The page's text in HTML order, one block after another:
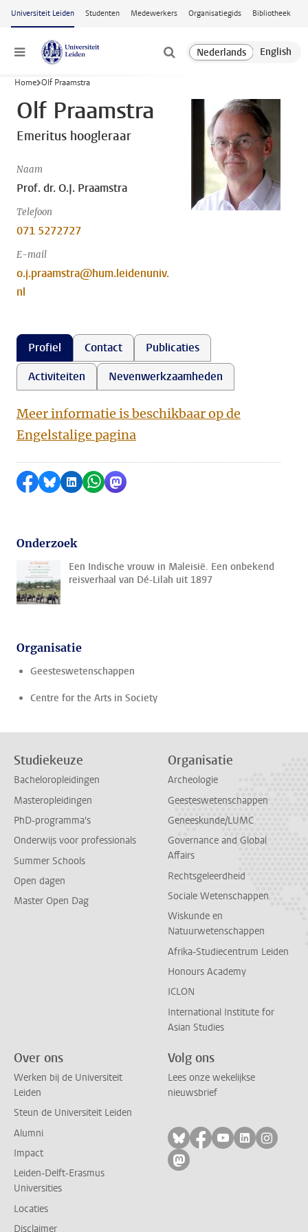
Ga naar hoofdinhoud
Universiteit Leiden Studenten Medewerkers Organisatiegids Bibliotheek
Menu
Home Olf Praamstra
Olf Praamstra
Emeritus hoogleraar
Naam
Prof. dr. O.J. Praamstra
Telefoon
071 5272727
E-mail
o.j.praamstra@hum.leidenuniv.
nl
Profiel Contact
Publicaties
Activiteiten
Nevenwerkzaamheden
Meer informatie is beschikbaar op de
Engelstalige pagina
Delen op Facebook
Delen via Bluesky
Delen op LinkedIn
Delen via WhatsApp
Delen via Mastodon
Onderzoek
Een Indische vrouw in Maleisië. Een onbekend
reisverhaal van Dé-Lilah uit 1897
Organisatie
Geesteswetenschappen
Centre for the Arts in Society
Studiekeuze
Bacheloropleidingen
Masteropleidingen
PhD-programma's
Onderwijs voor professionals
Summer Schools
Open dagen
Master Open Dag
Organisatie
Archeologie
Geesteswetenschappen
Geneeskunde/LUMC
Governance and Global
Affairs
Rechtsgeleerdheid
Sociale Wetenschappen
Wiskunde en
Natuurwetenschappen
Afrika-Studiecentrum Leiden
Honours Academy
ICLON
International Institute for
Asian Studies
Over ons
Werken bij de Universiteit
Leiden
Steun de Universiteit Leiden
Alumni
Impact
Leiden-Delft-Erasmus
Universities
Locaties
Disclaimer
Volg ons
Lees onze wekelijkse
nieuwsbrief
Volg ons op bluesky
Volg ons op
Volg ons op
Volg ons
Volg
Volg ons op mastodon